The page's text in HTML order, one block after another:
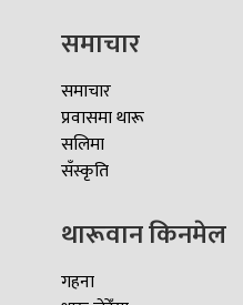
समाचार
समाचार
प्रवासमा थारू
सलिमा
सँस्कृति
थारूवान किनमेल
गहना